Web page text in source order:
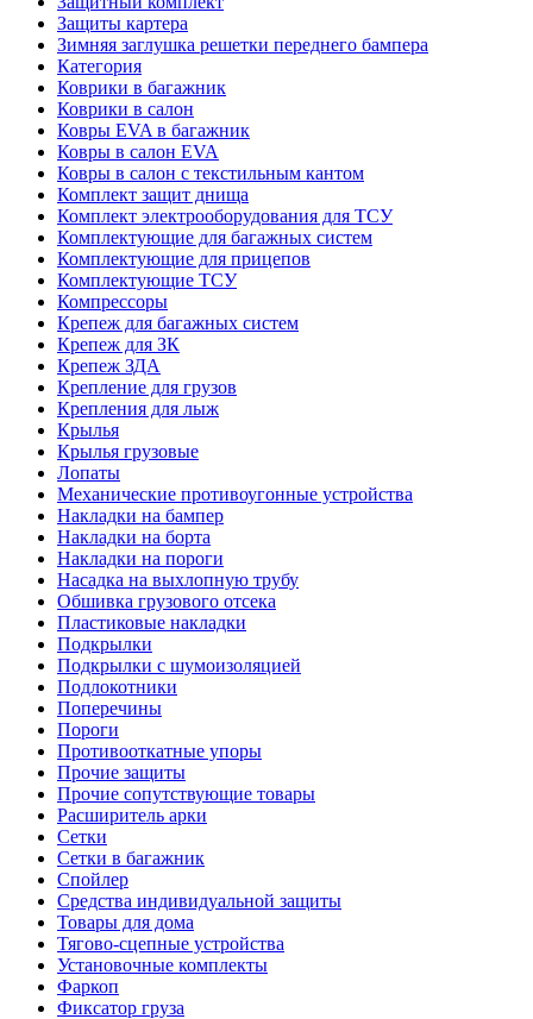
Защиты картера
Зимняя заглушка решетки переднего бампера
Категория
Коврики в багажник
Коврики в салон
Ковры EVA в багажник
Ковры в салон EVA
Ковры в салон с текстильным кантом
Комплект защит днища
Комплект электрооборудования для ТСУ
Комплектующие для багажных систем
Комплектующие для прицепов
Комплектующие ТСУ
Компрессоры
Крепеж для багажных систем
Крепеж для ЗК
Крепеж ЗДА
Крепление для грузов
Крепления для лыж
Крылья
Крылья грузовые
Лопаты
Механические противоугонные устройства
Накладки на бампер
Накладки на борта
Накладки на пороги
Насадка на выхлопную трубу
Обшивка грузового отсека
Пластиковые накладки
Подкрылки
Подкрылки с шумоизоляцией
Подлокотники
Поперечины
Пороги
Противооткатные упоры
Прочие защиты
Прочие сопутствующие товары
Расширитель арки
Сетки
Сетки в багажник
Спойлер
Средства индивидуальной защиты
Товары для дома
Тягово-сцепные устройства
Установочные комплекты
Фаркоп
Фиксатор груза